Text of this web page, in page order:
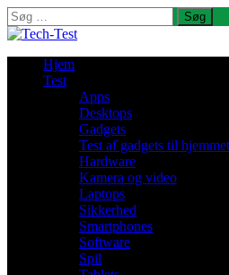
Søg
efter:
Hjem
Test
Apps
Desktops
Gadgets
Test af gadgets til
Hardware
Kamera og video
Laptops
Sikkerhed
Smartphones
Software
Spil